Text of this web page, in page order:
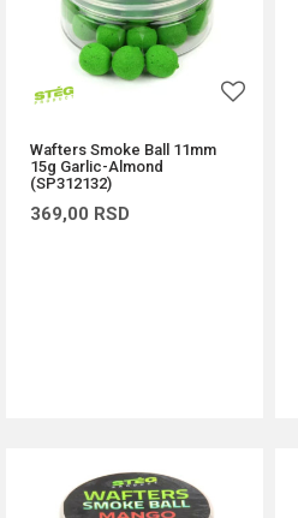
Wafters Smoke Ball 11mm
15g Garlic-Almond
(SP312132)
369,00 RSD